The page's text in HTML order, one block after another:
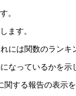
。
ます。
は関数のラン
なっているかを示
する報告の表示